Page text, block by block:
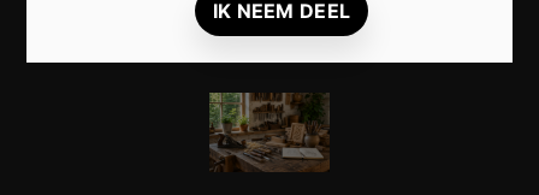
Waarom kunst in openbare ruimtes meer doet dan